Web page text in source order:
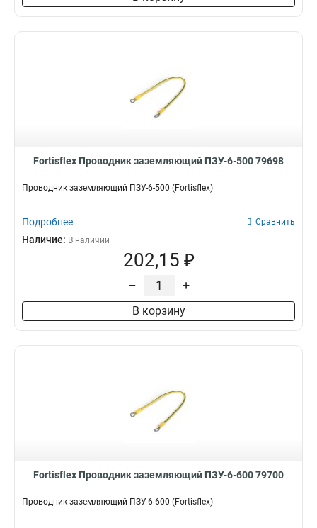
Fortisflex Проводник заземляющий ПЗУ-6-500 79698
Проводник заземляющий ПЗУ-6-500 (Fortisflex)
Подробнее Сравнить
Наличие: В наличии
202,15 ₽
– +
В корзину
Fortisflex Проводник заземляющий ПЗУ-6-600 79700
Проводник заземляющий ПЗУ-6-600 (Fortisflex)